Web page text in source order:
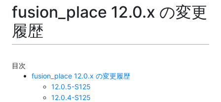
fusion_place 12.0.x の変更
履歴
目次
fusion_place 12.0.x の変更履歴
12.0.5-S125
12.0.4-S125